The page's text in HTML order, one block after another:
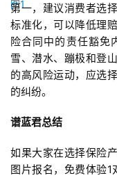
第一，建议消费者选
标准化，可以降低理
险合同中的责任豁免
雪、潜水、蹦极和登
的高风险运动，应选
的纠纷。
谱蓝君总结
如果大家在选择保险
图片报名，免费体验